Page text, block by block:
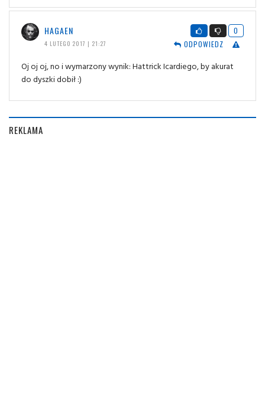
HAGAEN
4 LUTEGO 2017 | 21:27
0
ODPOWIEDZ
Oj oj oj, no i wymarzony wynik: Hattrick Icardiego, by akurat
do dyszki dobił :)
REKLAMA